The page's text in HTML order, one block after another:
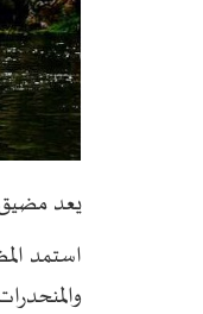
يعد مضيق
استمد